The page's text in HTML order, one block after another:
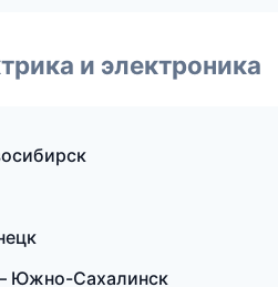
и электроника
Южно-Сахалинск